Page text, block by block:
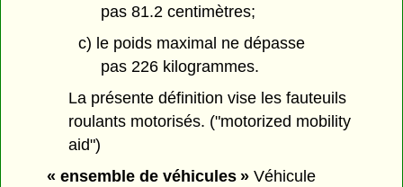
pas 81.2 centimètres;
c) le poids maximal ne dépasse
pas 226 kilogrammes.
La présente définition vise les fauteuils
roulants motorisés. ("motorized mobility
aid")
« ensemble de véhicules »Véhicule